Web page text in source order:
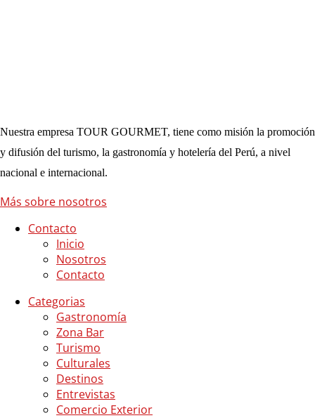
Nuestra empresa TOUR GOURMET, tiene como misión la promoción
y difusión del turismo, la gastronomía y hotelería del Perú, a nivel
nacional e internacional.
Más sobre nosotros
Contacto
Inicio
Nosotros
Contacto
Categorias
Gastronomía
Zona Bar
Turismo
Culturales
Destinos
Entrevistas
Comercio Exterior